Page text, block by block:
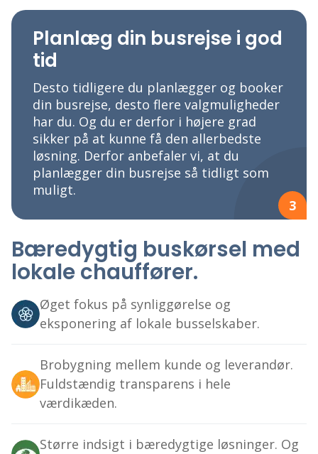
Planlæg din busrejse i god
tid
Desto tidligere du planlægger og booker
din busrejse, desto flere valgmuligheder
har du. Og du er derfor i højere grad
sikker på at kunne få den allerbedste
løsning. Derfor anbefaler vi, at du
planlægger din busrejse så tidligt som
muligt.
3
Bæredygtig buskørsel med
lokale chauffører.
Øget fokus på synliggørelse og
eksponering af lokale busselskaber.
Brobygning mellem kunde og leverandør.
Fuldstændig transparens i hele
værdikæden.
Større indsigt i bæredygtige løsninger. Og